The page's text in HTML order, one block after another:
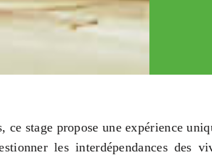
stage propose une expérience
les interdépendances des